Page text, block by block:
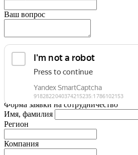
Ваш вопрос
Форма заявки на сотрудничество
Имя, фамилия
Регион
Компания